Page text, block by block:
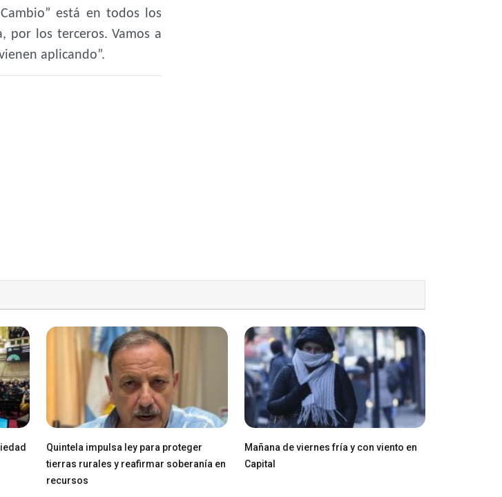
está en todos los
por los terceros. Vamos a
aplicando”.
Quintela impulsa ley para proteger
tierras rurales y reafirmar soberanía en
recursos
Mañana de viernes fría y con viento en
Capital